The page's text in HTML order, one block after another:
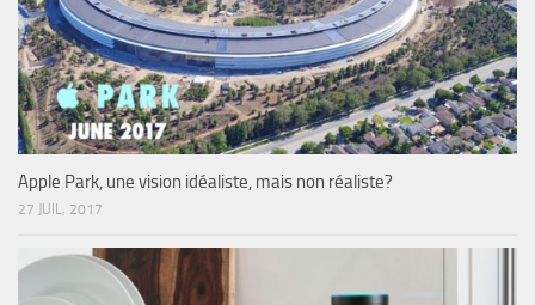
Apple Park, une vision idéaliste, mais non réaliste?
27 JUIL, 2017